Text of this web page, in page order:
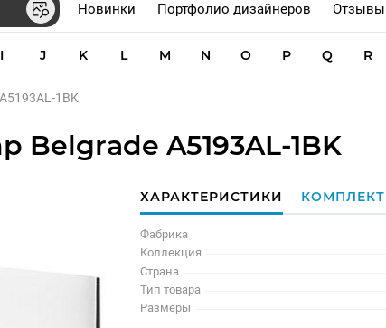
Новинки Портфолио дизайнеров Отзывы
I J K L M N O P Q R
1BK
Belgrade A5193AL-1BK
ХАРАКТЕРИСТИКИ
Фабрика
Коллекция
Страна
Тип товара
Размеры